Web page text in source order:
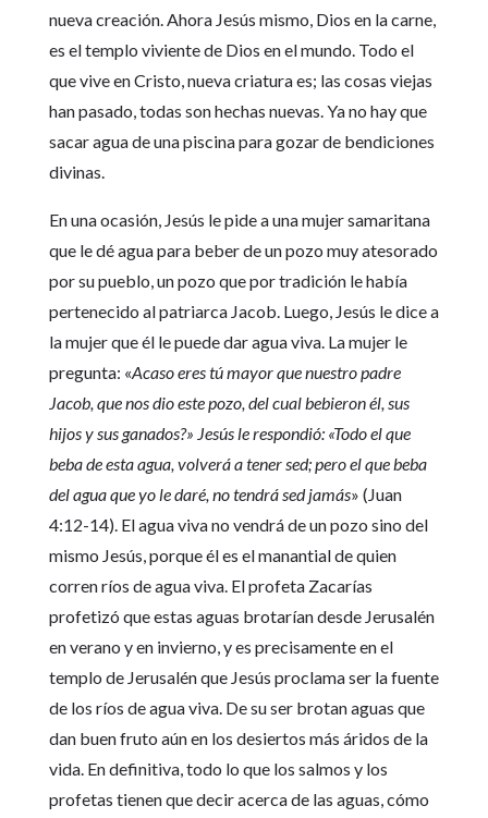
nueva creación. Ahora Jesús mismo, Dios en la carne,
es el templo viviente de Dios en el mundo. Todo el
que vive en Cristo, nueva criatura es; las cosas viejas
han pasado, todas son hechas nuevas. Ya no hay que
sacar agua de una piscina para gozar de bendiciones
divinas.
En una ocasión, Jesús le pide a una mujer samaritana
que le dé agua para beber de un pozo muy atesorado
por su pueblo, un pozo que por tradición le había
pertenecido al patriarca Jacob. Luego, Jesús le dice a
la mujer que él le puede dar agua viva. La mujer le
pregunta: «Acaso eres tú mayor que nuestro padre
Jacob, que nos dio este pozo, del cual bebieron él, sus
hijos y sus ganados?» Jesús le respondió: «Todo el que
beba de esta agua, volverá a tener sed; pero el que beba
del agua que yo le daré, no tendrá sed jamás» (Juan
4:12-14). El agua viva no vendrá de un pozo sino del
mismo Jesús, porque él es el manantial de quien
corren ríos de agua viva. El profeta Zacarías
profetizó que estas aguas brotarían desde Jerusalén
en verano y en invierno, y es precisamente en el
templo de Jerusalén que Jesús proclama ser la fuente
de los ríos de agua viva. De su ser brotan aguas que
dan buen fruto aún en los desiertos más áridos de la
vida. En definitiva, todo lo que los salmos y los
profetas tienen que decir acerca de las aguas, cómo